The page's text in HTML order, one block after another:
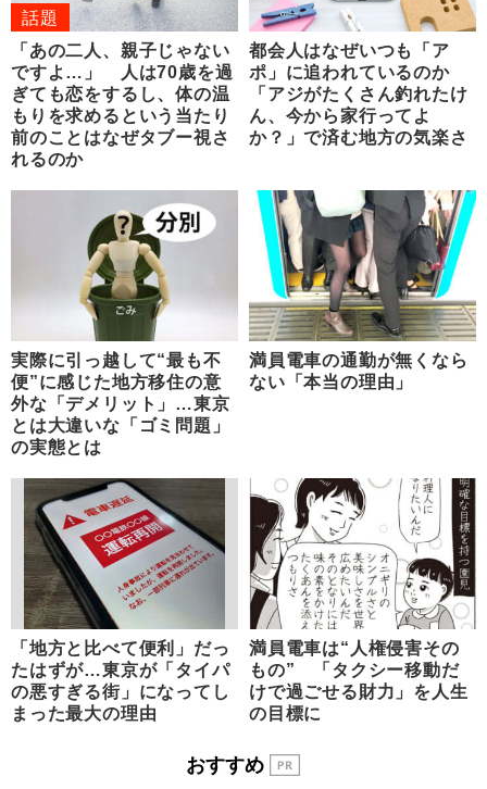
話題
「あの二人、親子じゃない
ですよ…」 人は70歳を過
ぎても恋をするし、体の温
もりを求めるという当たり
前のことはなぜタブー視さ
れるのか
都会人はなぜいつも「ア
ポ」に追われているのか
「アジがたくさん釣れたけ
ん、今から家行ってよ
か？」で済む地方の気楽さ
実際に引っ越して“最も不
便”に感じた地方移住の意
外な「デメリット」…東京
とは大違いな「ゴミ問題」
の実態とは
満員電車の通勤が無くなら
ない「本当の理由」
「地方と比べて便利」だっ
たはずが…東京が「タイパ
の悪すぎる街」になってし
まった最大の理由
満員電車は“人権侵害その
もの” 「タクシー移動だ
けで過ごせる財力」を人生
の目標に
おすすめ